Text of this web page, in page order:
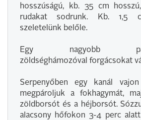
hosszúságú, kb. 35 cm
rudakat sodrunk. Kb. 1,5
szeletelünk belőle.
Egy nagyobb
zöldséghámozóval forgácsokat
Serpenyőben egy kanál
megpároljuk a fokhagymát,
zöldborsót és a héjborsót.
alacsony hőfokon 3-4 perc